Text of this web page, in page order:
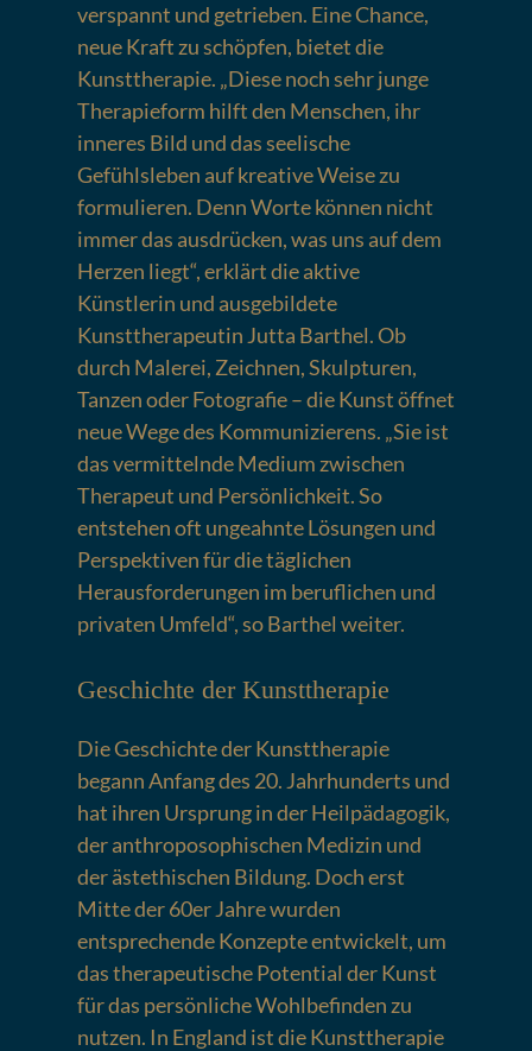
verspannt und getrieben. Eine Chance,
neue Kraft zu schöpfen, bietet die
Kunsttherapie. „Diese noch sehr junge
Therapieform hilft den Menschen, ihr
inneres Bild und das seelische
Gefühlsleben auf kreative Weise zu
formulieren. Denn Worte können nicht
immer das ausdrücken, was uns auf dem
Herzen liegt“, erklärt die aktive
Künstlerin und ausgebildete
Kunsttherapeutin Jutta Barthel. Ob
durch Malerei, Zeichnen, Skulpturen,
Tanzen oder Fotografie – die Kunst öffnet
neue Wege des Kommunizierens. „Sie ist
das vermittelnde Medium zwischen
Therapeut und Persönlichkeit. So
entstehen oft ungeahnte Lösungen und
Perspektiven für die täglichen
Herausforderungen im beruflichen und
privaten Umfeld“, so Barthel weiter.
Geschichte der Kunsttherapie
Die Geschichte der Kunsttherapie
begann Anfang des 20. Jahrhunderts und
hat ihren Ursprung in der Heilpädagogik,
der anthroposophischen Medizin und
der ästethischen Bildung. Doch erst
Mitte der 60er Jahre wurden
entsprechende Konzepte entwickelt, um
das therapeutische Potential der Kunst
für das persönliche Wohlbefinden zu
nutzen. In England ist die Kunsttherapie